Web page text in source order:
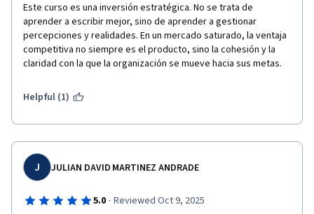
Este curso es una inversión estratégica. No se trata de
aprender a escribir mejor, sino de aprender a gestionar
percepciones y realidades. En un mercado saturado, la ventaja
competitiva no siempre es el producto, sino la cohesión y la
claridad con la que la organización se mueve hacia sus metas.
Helpful (1)
J JULIAN DAVID MARTINEZ ANDRADE
5.0 · Reviewed Oct 9, 2025